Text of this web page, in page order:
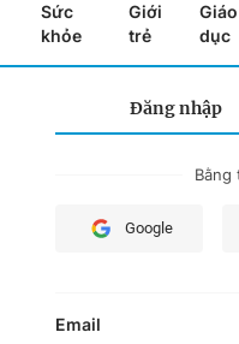
Sức
khỏe
Giới
trẻ
Giáo
dục
Đăng nhập
Bằng
Google
Email